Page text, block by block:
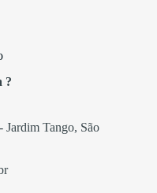
?
Jardim Tango, São